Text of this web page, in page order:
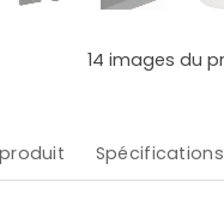
14 images du